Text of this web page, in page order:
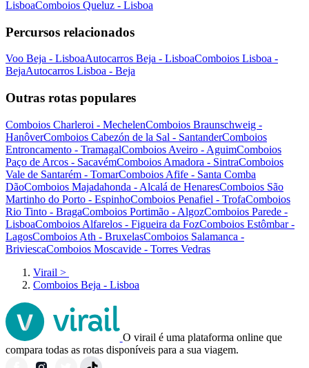
LisboaComboios Queluz - Lisboa
Percursos relacionados
Voo Beja - LisboaAutocarros Beja - LisboaComboios Lisboa -
BejaAutocarros Lisboa - Beja
Outras rotas populares
Comboios Charleroi - MechelenComboios Braunschweig -
HanôverComboios Cabezón de la Sal - SantanderComboios
Entroncamento - TramagalComboios Aveiro - AguimComboios
Paço de Arcos - SacavémComboios Amadora - SintraComboios
Vale de Santarém - TomarComboios Afife - Santa Comba
DãoComboios Majadahonda - Alcalá de HenaresComboios São
Martinho do Porto - EspinhoComboios Penafiel - TrofaComboios
Rio Tinto - BragaComboios Portimão - AlgozComboios Parede -
LisboaComboios Alfarelos - Figueira da FozComboios Estômbar -
LagosComboios Ath - BruxelasComboios Salamanca -
BriviescaComboios Moscavide - Torres Vedras
Virail >
Comboios Beja - Lisboa
O virail é uma plataforma online que
compara todas as rotas disponíveis para a sua viagem.